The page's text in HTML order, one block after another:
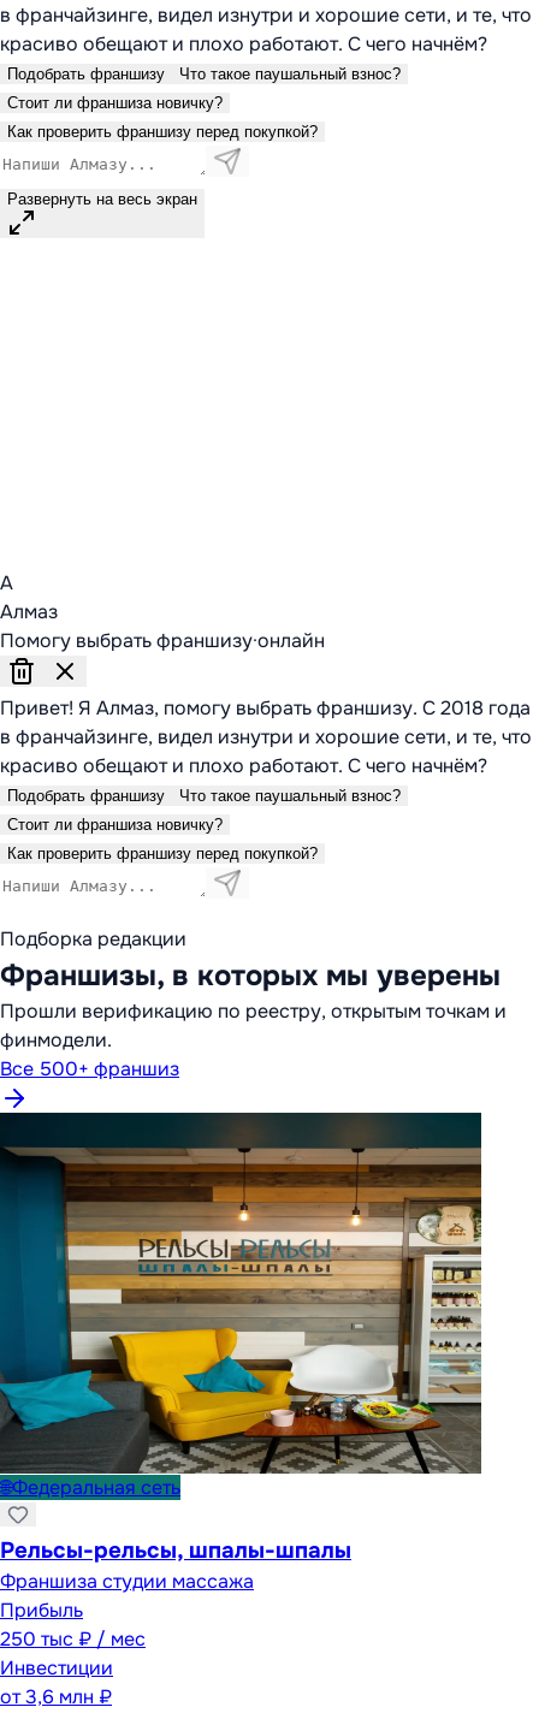
в франчайзинге, видел изнутри и хорошие сети, и те, что
красиво обещают и плохо работают. С чего начнём?
Подобрать франшизу
Что такое паушальный взнос?
Стоит ли франшиза новичку?
Как проверить франшизу перед покупкой?
Развернуть на весь экран
А
Алмаз
Помогу выбрать франшизу·онлайн
Привет! Я Алмаз, помогу выбрать франшизу. С 2018 года
в франчайзинге, видел изнутри и хорошие сети, и те, что
красиво обещают и плохо работают. С чего начнём?
Подобрать франшизу
Что такое паушальный взнос?
Стоит ли франшиза новичку?
Как проверить франшизу перед покупкой?
Подборка редакции
Франшизы, в которых мы уверены
Прошли верификацию по реестру, открытым точкам и
финмодели.
Все 500+ франшиз
🌐Федеральная сеть
Рельсы-рельсы, шпалы-шпалы
Франшиза студии массажа
Прибыль
250 тыс ₽ / мес
Инвестиции
от3,6 млн ₽